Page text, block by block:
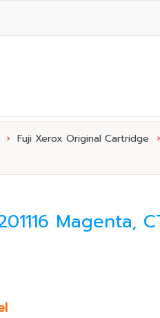
› Fuji Xerox Original Cartridge ›
Magenta,